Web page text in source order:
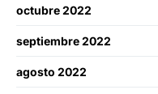
octubre 2022
septiembre 2022
agosto 2022